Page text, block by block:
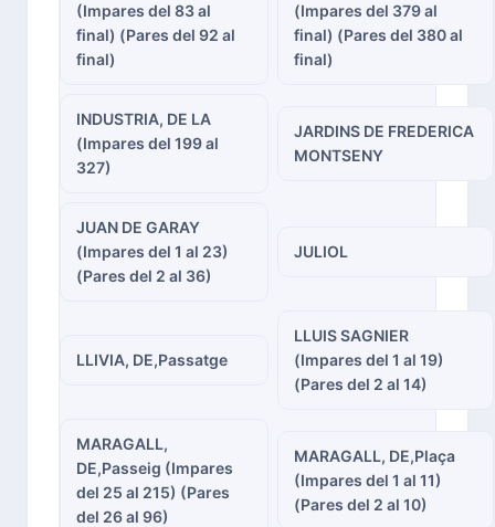
(Impares del 83 al
final) (Pares del 92 al
final)
(Impares del 379 al
final) (Pares del 380 al
final)
INDUSTRIA, DE LA
(Impares del 199 al
327)
JARDINS DE FREDERICA
MONTSENY
JUAN DE GARAY
(Impares del 1 al 23)
(Pares del 2 al 36)
JULIOL
LLIVIA, DE,Passatge
LLUIS SAGNIER
(Impares del 1 al 19)
(Pares del 2 al 14)
MARAGALL,
DE,Passeig (Impares
del 25 al 215) (Pares
del 26 al 96)
MARAGALL, DE,Plaça
(Impares del 1 al 11)
(Pares del 2 al 10)